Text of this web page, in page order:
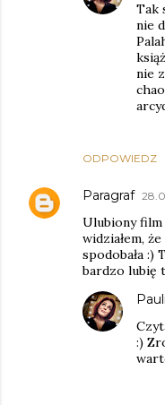
ODPOWIEDZ
Tak
nie
nie
Paragraf
Ulubiony film
widziałem,
spodobała :)
bardzo lubię
:)